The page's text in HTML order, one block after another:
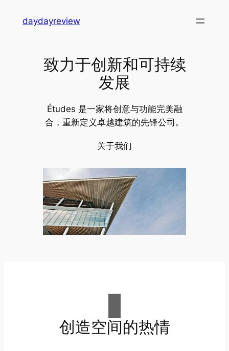
daydayreview
致力于创新和可持续
发展
Études 是一家将创意与功能完美融
合，重新定义卓越建筑的先锋公司。
关于我们
创造空间的热情